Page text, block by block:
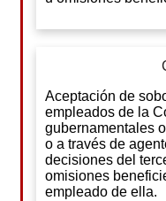
Aceptación de
empleados de la
gubernamentales
o a través de
decisiones del
omisiones
empleado de ella.